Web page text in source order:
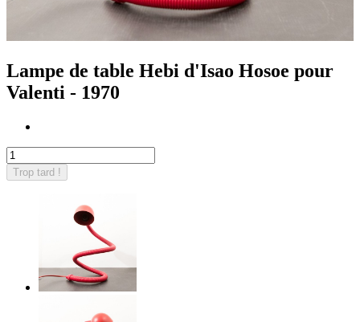
Lampe de table Hebi d'Isao Hosoe pour
Valenti - 1970
Trop tard !